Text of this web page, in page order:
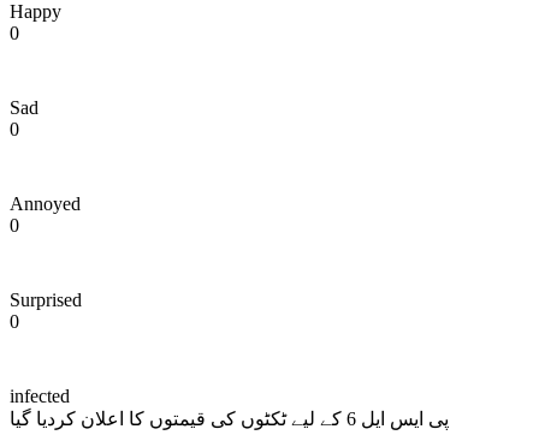
Happy
0
Sad
0
Annoyed
0
Surprised
0
infected
پی ایس ایل 6 کے لیے ٹکٹوں کی قیمتوں کا اعلان کردیا گیا